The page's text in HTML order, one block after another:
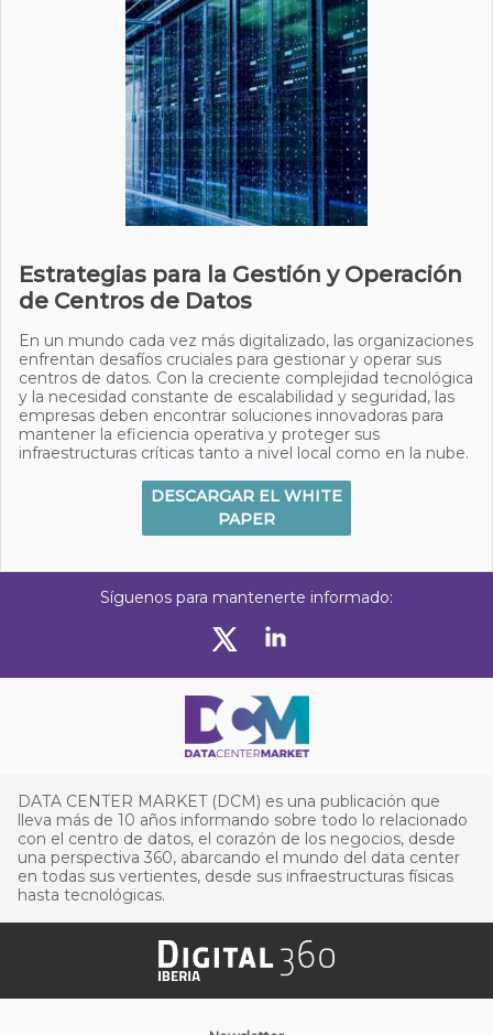
Estrategias para la Gestión y Operación
de Centros de Datos
En un mundo cada vez más digitalizado, las organizaciones
enfrentan desafíos cruciales para gestionar y operar sus
centros de datos. Con la creciente complejidad tecnológica
y la necesidad constante de escalabilidad y seguridad, las
empresas deben encontrar soluciones innovadoras para
mantener la eficiencia operativa y proteger sus
infraestructuras críticas tanto a nivel local como en la nube.
DESCARGAR EL WHITE
PAPER
Síguenos para mantenerte informado:
DATA CENTER MARKET (DCM) es una publicación que
lleva más de 10 años informando sobre todo lo relacionado
con el centro de datos, el corazón de los negocios, desde
una perspectiva 360, abarcando el mundo del data center
en todas sus vertientes, desde sus infraestructuras físicas
hasta tecnológicas.